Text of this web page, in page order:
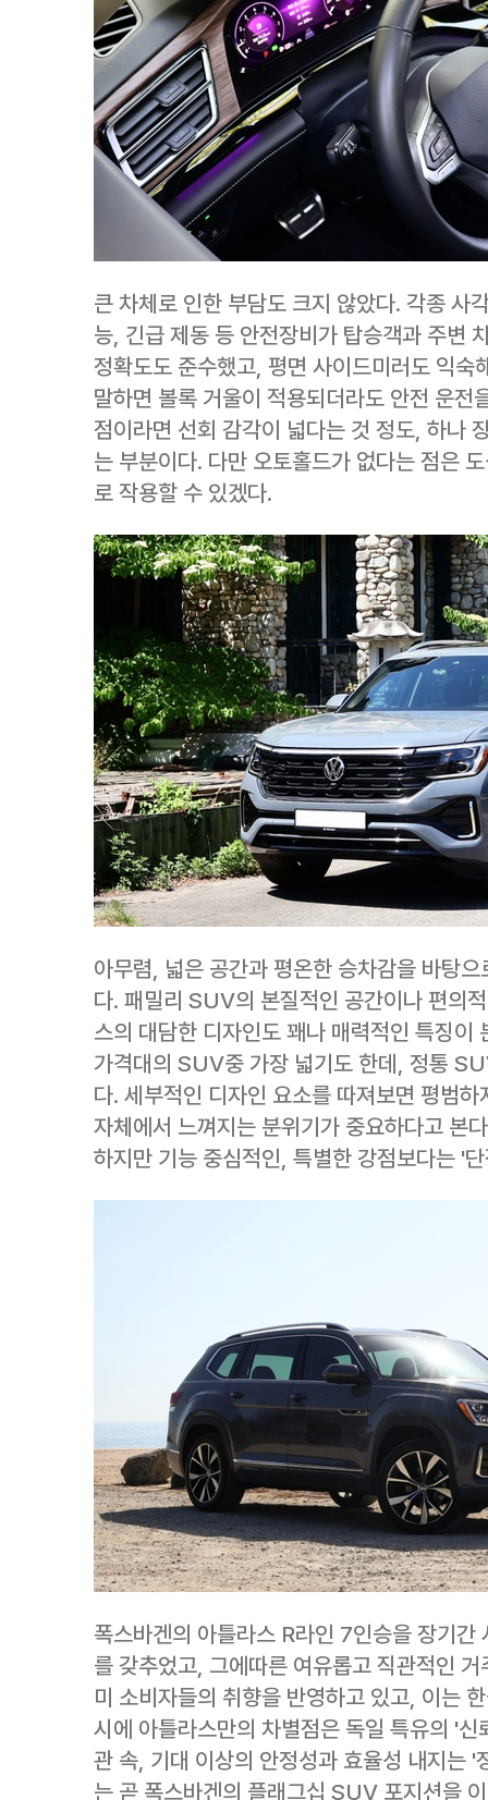
큰 차체로 인한 부담도 크지 않았다. 각종 사
능, 긴급 제동 등 안전장비가 탑승객과 주변
정확도도 준수했고, 평면 사이드미러도 익숙
말하면 볼록 거울이 적용되더라도 안전 운전
점이라면 선회 감각이 넓다는 것 정도, 하나
는 부분이다. 다만 오토홀드가 없다는 점은
로 작용할 수 있겠다.
아무렴, 넓은 공간과 평온한 승차감을 바탕
다. 패밀리 SUV의 본질적인 공간이나 편의
스의 대담한 디자인도 꽤나 매력적인 특징이
가격대의 SUV중 가장 넓기도 한데, 정통
다. 세부적인 디자인 요소를 따져보면 평범
자체에서 느껴지는 분위기가 중요하다고 본
하지만 기능 중심적인, 특별한 강점보다는 '
폭스바겐의 아틀라스 R라인 7인승을 장기
를 갖추었고, 그에따른 여유롭고 직관적인
미 소비자들의 취향을 반영하고 있고, 이는
시에 아틀라스만의 차별점은 독일 특유의 '
관 속, 기대 이상의 안정성과 효율성 내지는 '
는 곧 폭스바겐의 플래그십 SUV 포지션을